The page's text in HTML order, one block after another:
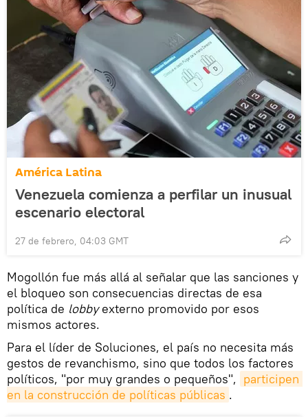
América Latina
Venezuela comienza a perfilar un inusual
escenario electoral
27 de febrero, 04:03 GMT
Mogollón fue más allá al señalar que las sanciones y
el bloqueo son consecuencias directas de esa
política de lobbyexterno promovido por esos
mismos actores.
Para el líder de Soluciones, el país no necesita más
gestos de revanchismo, sino que todos los factores
políticos, "por muy grandes o pequeños", participen
en la construcción de políticas públicas .